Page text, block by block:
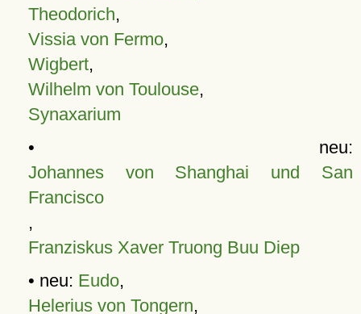
Theodorich,
Vissia von Fermo,
Wigbert,
Wilhelm von Toulouse,
Synaxarium
• neu:
Johannes von Shanghai und San
Francisco
,
Franziskus Xaver Truong Buu Diep
• neu: Eudo,
Helerius von Tongern,